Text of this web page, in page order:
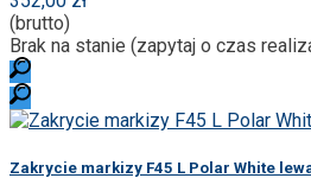
(brutto)
Brak na stanie (zapytaj o czas
Zakrycie markizy F45 L Polar White